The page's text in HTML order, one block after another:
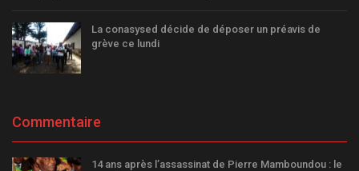
La conasysed décide de déposer un préavis de
grève ce lundi
Commentaire
14 ans après l’assassinat de Pierre Mamboundou : le